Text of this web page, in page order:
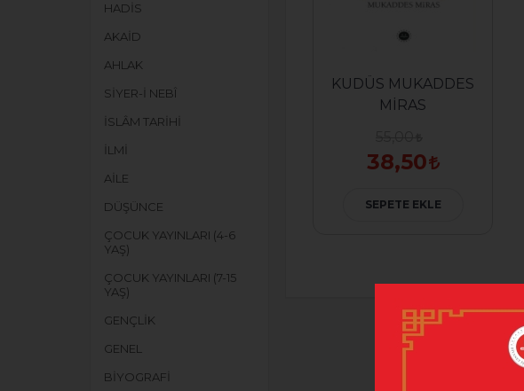
HADİS
AKAİD
AHLAK
SİYER-İ NEBÎ
İSLÂM TARİHİ
İLMİ
AİLE
DÜŞÜNCE
ÇOCUK YAYINLARI (4-6
YAŞ)
ÇOCUK YAYINLARI (7-15
YAŞ)
GENÇLİK
GENEL
BİYOGRAFİ
KUDÜS MUKADDES
MİRAS
38,50
SEPETE EKLE